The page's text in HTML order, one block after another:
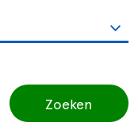
Zoeken